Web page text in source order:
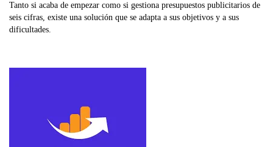
Tanto si acaba de empezar como si gestiona presupuestos publicitarios de
seis cifras, existe una solución que se adapta a sus objetivos y a sus
dificultades.